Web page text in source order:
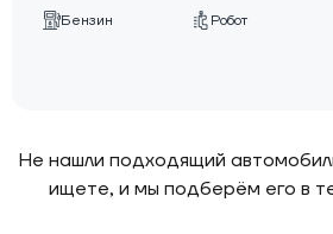
Бензин Робот
Не нашли подходящий
ищете, и мы подберём его в